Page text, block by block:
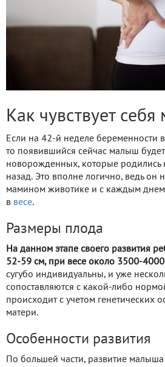
Как чувствует
Если на 42-й неделе беременности
то появившийся сейчас малыш
новорожденных, которые родились
назад. Это вполне логично, ведь он
мамином животике и с каждым
в весе.
Размеры плода
На данном этапе своего развития
52-59 см, при весе около 3500-4000
сугубо индивидуальны, и уже
сопоставляются с какой-либо
происходит с учетом генетических
матери.
Особенности развития
По большей части, развитие малыша